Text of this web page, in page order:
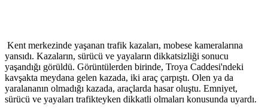
Kent merkezinde yaşanan trafik kazaları, mobese kameralarına
yansıdı. Kazaların, sürücü ve yayaların dikkatsizliği sonucu
yaşandığı görüldü. Görüntülerden birinde, Troya Caddesi'ndeki
kavşakta meydana gelen kazada, iki araç çarpıştı. Olen ya da
yaralananın olmadığı kazada, araçlarda hasar oluştu. Emniyet,
sürücü ve yayaları trafikteyken dikkatli olmaları konusunda uyardı.